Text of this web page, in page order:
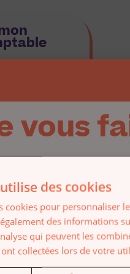
des cookies
cookies pour personnaliser
des informations
qui peuvent les
collectées lors de votre
vous
Inès sera